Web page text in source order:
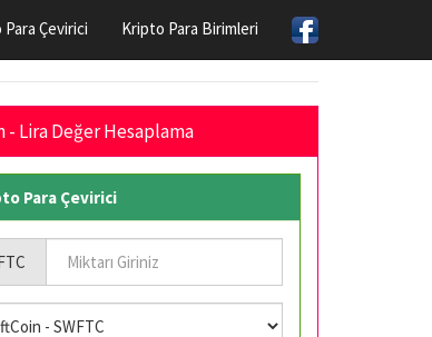
Çevirici Kripto Para Birimleri
- Lira Değer Hesaplama
Para Çevirici